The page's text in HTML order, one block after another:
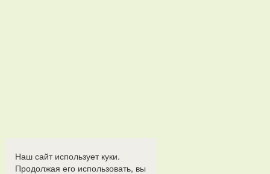
Наш сайт использует куки.
Продолжая его использовать, вы